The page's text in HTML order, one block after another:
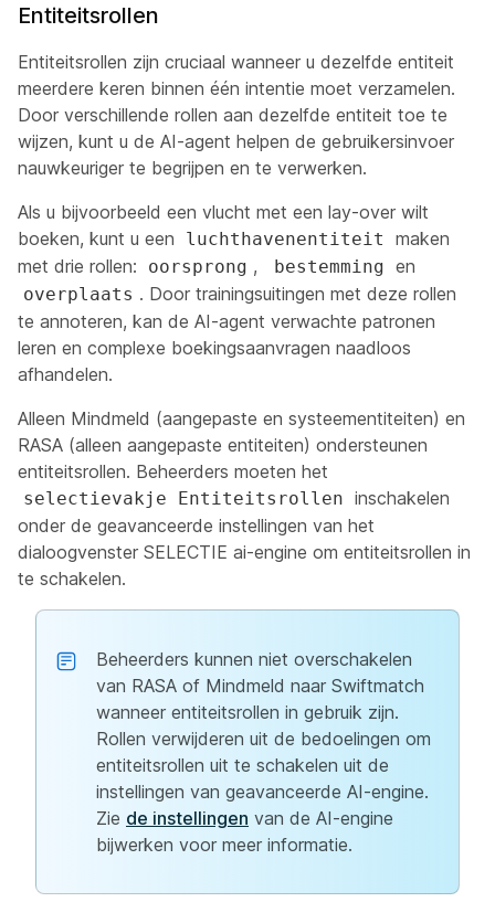
Entiteitsrollen
Entiteitsrollen zijn cruciaal wanneer u dezelfde entiteit
meerdere keren binnen één intentie moet verzamelen.
Door verschillende rollen aan dezelfde entiteit toe te
wijzen, kunt u de AI-agent helpen de gebruikersinvoer
nauwkeuriger te begrijpen en te verwerken.
Als u bijvoorbeeld een vlucht met een lay-over wilt
boeken, kunt u een
luchthavenentiteit
maken
met drie rollen:
oorsprong , bestemming en
overplaats . Door trainingsuitingen met deze rollen
te annoteren, kan de AI-agent verwachte patronen
leren en complexe boekingsaanvragen naadloos
afhandelen.
Alleen Mindmeld (aangepaste en systeementiteiten) en
RASA (alleen aangepaste entiteiten) ondersteunen
entiteitsrollen. Beheerders moeten het
selectievakje Entiteitsrollen inschakelen
onder de geavanceerde instellingen van het
dialoogvenster SELECTIE ai-engine om entiteitsrollen in
te schakelen.
Beheerders kunnen niet overschakelen
van RASA of Mindmeld naar Swiftmatch
wanneer entiteitsrollen in gebruik zijn.
Rollen verwijderen uit de bedoelingen om
entiteitsrollen uit te schakelen uit de
instellingen van geavanceerde AI-engine.
Zie de instellingen van de AI-engine
bijwerken voor meer informatie.